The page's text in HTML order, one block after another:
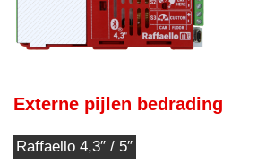
Externe pijlen bedrading
Raffaello 4,3″ / 5″